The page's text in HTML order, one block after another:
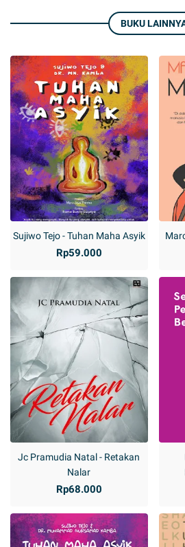
BUKU
Sujiwo Tejo - Tuhan Maha Asyik
Rp59.000
Jc Pramudia Natal - Retakan
Nalar
Rp68.000